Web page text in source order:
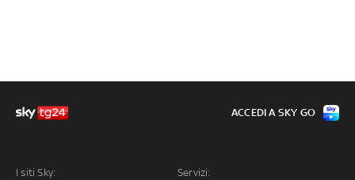
I siti Sky: Servizi:
ACCEDI A SKY GO